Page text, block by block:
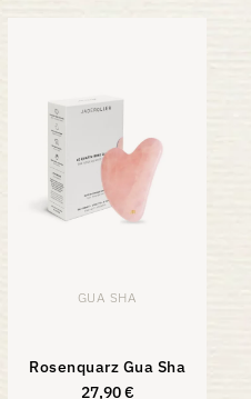
GUA SHA
Rosenquarz Gua Sha
27,90€